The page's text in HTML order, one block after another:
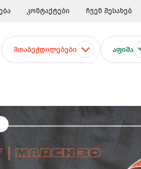
კონტაქტები ჩვენ შესახებ
ᲨᲗᲐᲑᲔᲭᲓᲘᲚᲔᲑᲔᲑᲘ ᲐᲤᲘᲨᲐ